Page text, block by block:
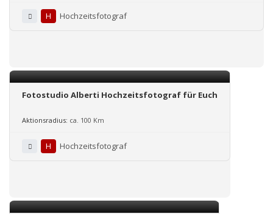
H Hochzeitsfotograf
Fotostudio Alberti Hochzeitsfotograf für Euch
Aktionsradius: ca. 100 Km
H Hochzeitsfotograf